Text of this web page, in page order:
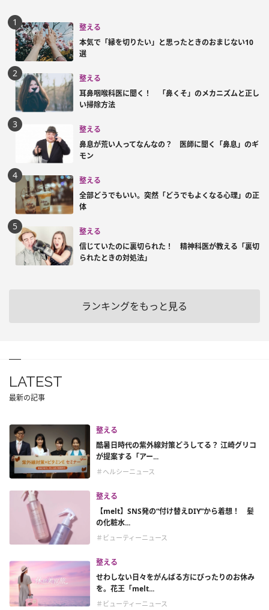
整える
本気で「縁を切りたい」と思ったときのおまじない10
選
整える
耳鼻咽喉科医に聞く！ 「鼻くそ」のメカニズムと正し
い掃除方法
整える
鼻息が荒い人ってなんなの？ 医師に聞く「鼻息」のギ
モン
整える
全部どうでもいい。突然「どうでもよくなる心理」の正
体
整える
信じていたのに裏切られた！ 精神科医が教える「裏切
られたときの対処法」
ランキングをもっと見る
LATEST
最新の記事
整える
酷暑日時代の紫外線対策どうしてる？ 江崎グリコ
が提案する「アー...
＃ヘルシーニュース
整える
【melt】SNS発の“付け替えDIY”から着想！ 髪
の化粧水...
＃ビューティーニュース
整える
せわしない日々をがんばる方にぴったりのお休み
を。花王「melt...
＃ビューティーニュース